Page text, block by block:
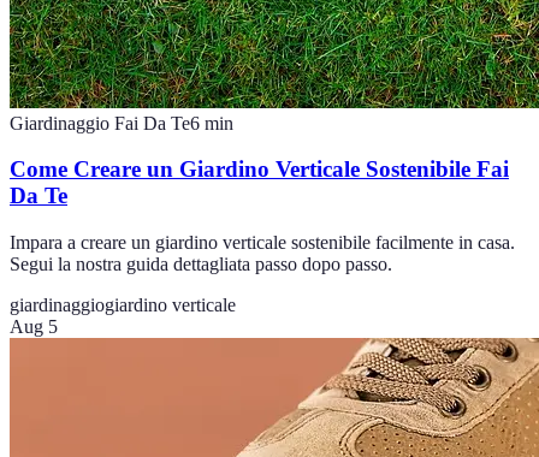
Giardinaggio Fai Da Te6 min
Come Creare un Giardino Verticale Sostenibile Fai
Da Te
Impara a creare un giardino verticale sostenibile facilmente in casa.
Segui la nostra guida dettagliata passo dopo passo.
giardinaggiogiardino verticale
Aug 5